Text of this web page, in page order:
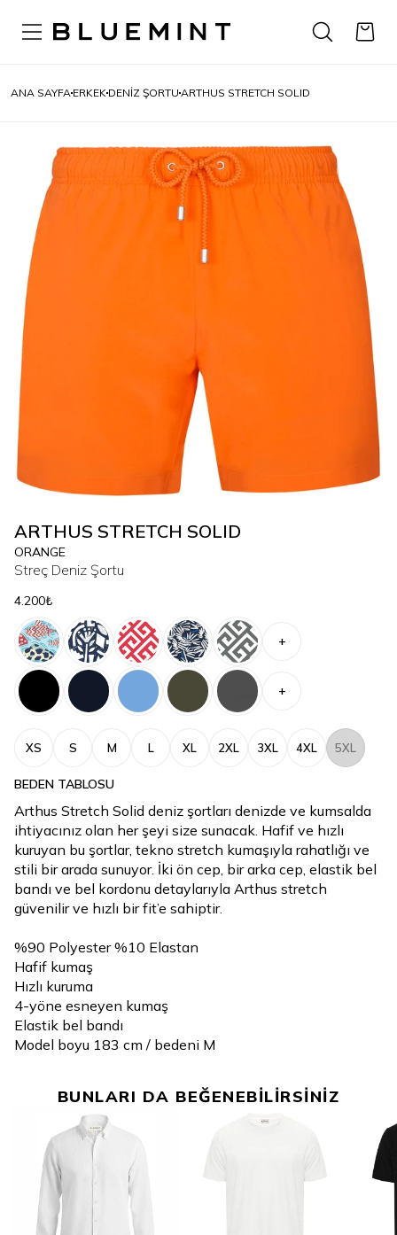
ANA SAYFA ERKEK DENIZ ŞORTU ARTHUS STRETCH SOLID
ARTHUS STRETCH SOLID
ORANGE
Streç Deniz Şortu
4.200₺
+
+
XS S M L XL 2XL 3XL 4XL 5XL
BEDEN TABLOSU
Arthus Stretch Solid deniz şortları denizde ve kumsalda
ihtiyacınız olan her şeyi size sunacak. Hafif ve hızlı
kuruyan bu şortlar, tekno stretch kumaşıyla rahatlığı ve
stili bir arada sunuyor. İki ön cep, bir arka cep, elastik bel
bandı ve bel kordonu detaylarıyla Arthus stretch
güvenilir ve hızlı bir fit’e sahiptir.
%90 Polyester %10 Elastan
Hafif kumaş
Hızlı kuruma
4-yöne esneyen kumaş
Elastik bel bandı
Model boyu 183 cm / bedeni M
BUNLARI DA BEĞENEBİLİRSİNİZ